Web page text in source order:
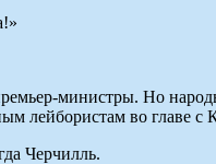
министры. Но
лейбористам во главе с
Черчилль.